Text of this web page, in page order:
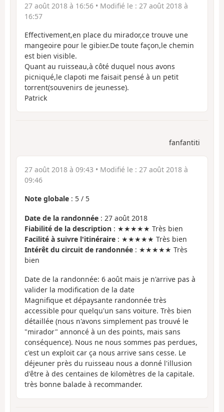
27 août 2018 à 16:56 • Modifié le : 27 août 2018 à
16:57
Effectivement,en place du mirador,ce trouve une
mangeoire pour le gibier.De toute façon,le chemin
est bien visible.
Quant au ruisseau,à côté duquel nous avons
picniqué,le clapoti me faisait pensé à un petit
torrent(souvenirs de jeunesse).
Patrick
fanfantiti
27 août 2018 à 09:43 • Modifié le : 27 août 2018 à
09:46
Note globale : 5 / 5
Date de la randonnée : 27 août 2018
Fiabilité de la description : ★★★★★ Très bien
Facilité à suivre l'itinéraire : ★★★★★ Très bien
Intérêt du circuit de randonnée : ★★★★★ Très
bien
Date de la randonnée: 6 août mais je n'arrive pas à
valider la modification de la date
Magnifique et dépaysante randonnée très
accessible pour quelqu'un sans voiture. Très bien
détaillée (nous n'avons simplement pas trouvé le
"mirador" annoncé à un des points, mais sans
conséquence). Nous ne nous sommes pas perdues,
c'est un exploit car ça nous arrive sans cesse. Le
déjeuner près du ruisseau nous a donné l'illusion
d'être à des centaines de kilomètres de la capitale.
très bonne balade à recommander.